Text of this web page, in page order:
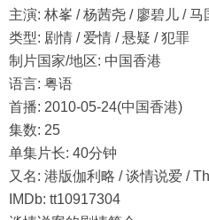
主演: 林峯 / 杨茜尧 / 廖碧儿 / 马
类型: 剧情 / 爱情 / 悬疑 / 犯罪
制片国家/地区: 中国香港
语言: 粤语
首播: 2010-05-24(中国香港)
集数: 25
单集片长: 40分钟
又名: 港版伽利略 / 谈情说爱 /
IMDb: tt10917304